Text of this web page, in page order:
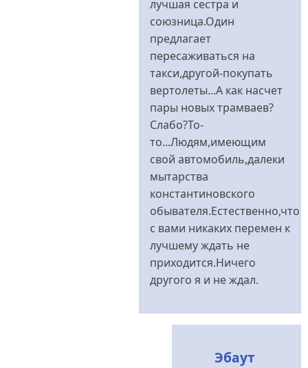
Страшно...
Меланченко
лучшая сестра и
союзница.Один
предлагает
пересаживаться на
такси,другой-покупать
вертолеты...А как насчет
пары новых трамваев?
Слабо?То-
то...Людям,имеющим
свой автомобиль,далеки
мытарства
константиновского
обывателя.Естественно,что
с вами никаких перемен к
лучшему ждать не
приходится.Ничего
другого я и не ждал.
Эбаут